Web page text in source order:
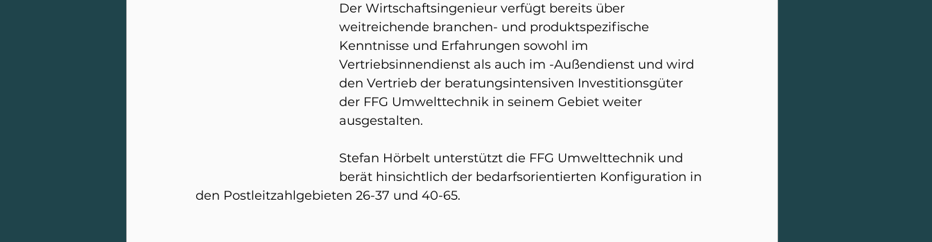
Der Wirtschaftsingenieur verfügt bereits über
weitreichende branchen- und produktspezifische
Kenntnisse und Erfahrungen sowohl im
Vertriebsinnendienst als auch im -Außendienst und wird
den Vertrieb der beratungsintensiven Investitionsgüter
der FFG Umwelttechnik in seinem Gebiet weiter
ausgestalten.
Stefan Hörbelt unterstützt die FFG Umwelttechnik und
berät hinsichtlich der bedarfsorientierten Konfiguration in
den Postleitzahlgebieten 26-37 und 40-65.